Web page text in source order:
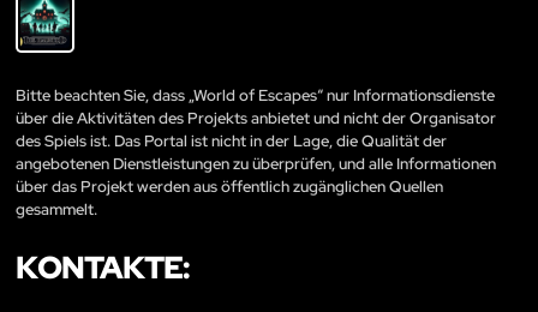
Bitte beachten Sie, dass „World of Escapes“ nur Informationsdienste
über die Aktivitäten des Projekts anbietet und nicht der Organisator
des Spiels ist. Das Portal ist nicht in der Lage, die Qualität der
angebotenen Dienstleistungen zu überprüfen, und alle Informationen
über das Projekt werden aus öffentlich zugänglichen Quellen
gesammelt.
KONTAKTE: